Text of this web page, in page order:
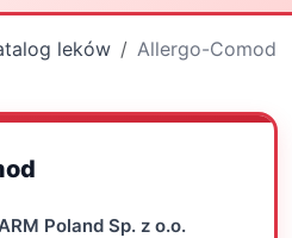
leków Allergo-Comod
Poland Sp. z o.o.